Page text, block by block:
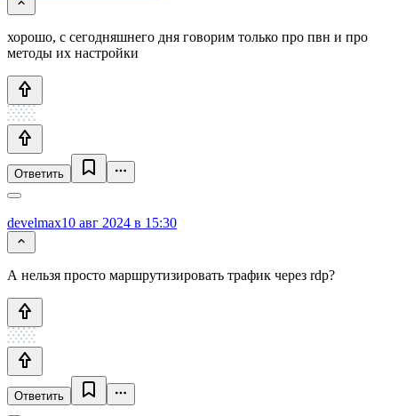
хорошо, с сегодняшнего дня говорим только про пвн и про
методы их настройки
Ответить
develmax10 авг 2024 в 15:30
А нельзя просто маршрутизировать трафик через rdp?
Ответить